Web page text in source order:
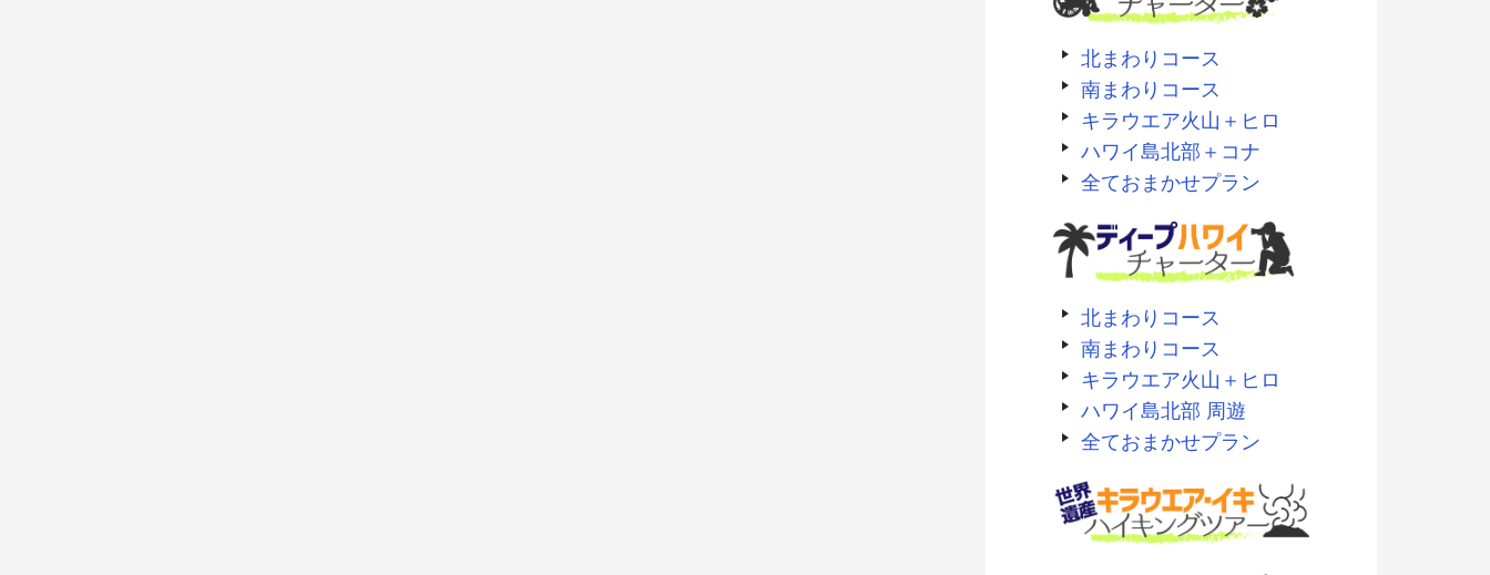
北まわりコース
南まわりコース
キラウエア火山＋ヒロ
ハワイ島北部＋コナ
全ておまかせプラン
北まわりコース
南まわりコース
キラウエア火山＋ヒロ
ハワイ島北部 周遊
全ておまかせプラン